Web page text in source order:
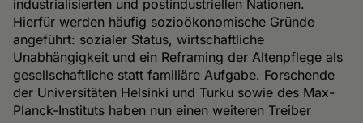
industrialisierten und postindustriellen Nationen.
Hierfür werden häufig sozioökonomische Gründe
angeführt: sozialer Status, wirtschaftliche
Unabhängigkeit und ein Reframing der Altenpflege als
gesellschaftliche statt familiäre Aufgabe. Forschende
der Universitäten Helsinki und Turku sowie des Max-
Planck-Instituts haben nun einen weiteren Treiber